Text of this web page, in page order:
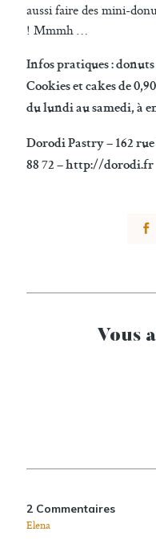
aussi faire des mini-
! Mmmh …
Infos pratiques :
Cookies et cakes de
du lundi au samedi, à
Dorodi Pastry – 162
88 72 – http://dorodi.fr
Vous
2 Commentaires
Elena